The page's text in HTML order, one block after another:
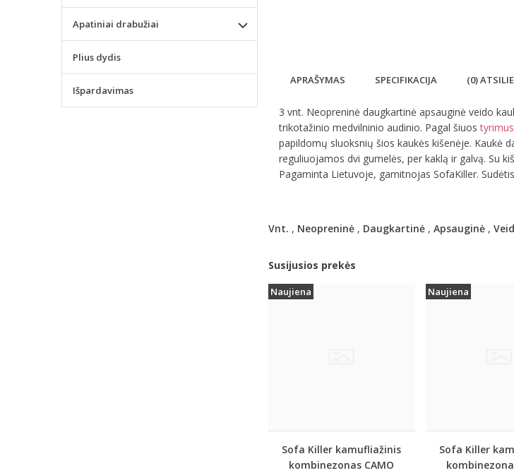
APRAŠYMAS SPECIFIKACIJA (0)
3 vnt. Neopreninė daugkartinė apsauginė veido
trikotažinio medvilninio audinio. Pagal šiuostyrimus
papildomų sluoksnių šios kaukės kišenėje. Kaukė
reguliuojamos dvi gumelės, per kaklą ir galvą. Su
Pagaminta Lietuvoje, gamitnojas SofaKiller.
Vnt. , Neopreninė, Daugkartinė, Apsauginė,
Susijusios prekės
Naujiena
Sofa Killer kamufliažinis
kombinezonas CAMO
Naujiena
Sofa Killer
Apatiniai drabužiai
Plius dydis
Išpardavimas